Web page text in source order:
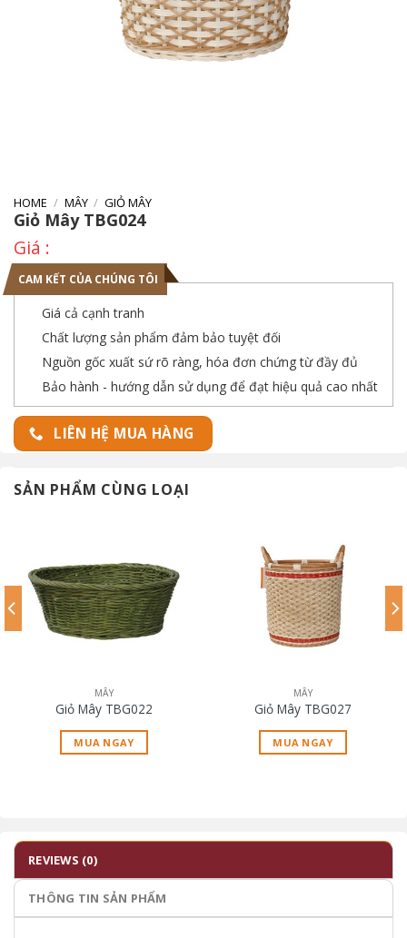
HOME / MÂY / GIỎ MÂY
Giỏ Mây TBG024
CAM KẾT CỦA CHÚNG TÔI
Giá cả cạnh tranh
Chất lượng sản phẩm đảm bảo tuyệt đối
Nguồn gốc xuất sứ rõ ràng, hóa đơn chứng từ đầy đủ
Bảo hành - hướng dẫn sử dụng để đạt hiệu quả cao nhất
LIÊN HỆ MUA HÀNG
SẢN PHẨM CÙNG LOẠI
MÂY
Giỏ Mây TBG022
MUA NGAY
MÂY
Giỏ Mây TBG027
MUA NGAY
REVIEWS (0)
THÔNG TIN SẢN PHẨM